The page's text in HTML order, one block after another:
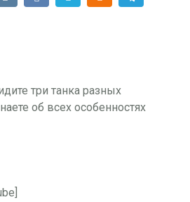
три танка разных
об всех особенностях